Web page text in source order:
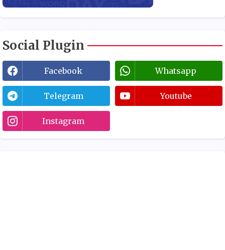
Social Plugin
Facebook Whatsapp
Telegram Youtube
Instagram